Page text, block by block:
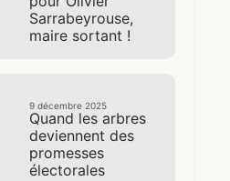
Sarrabeyrouse,
maire sortant !
9 décembre 2025
Quand les arbres
deviennent des
promesses
électorales